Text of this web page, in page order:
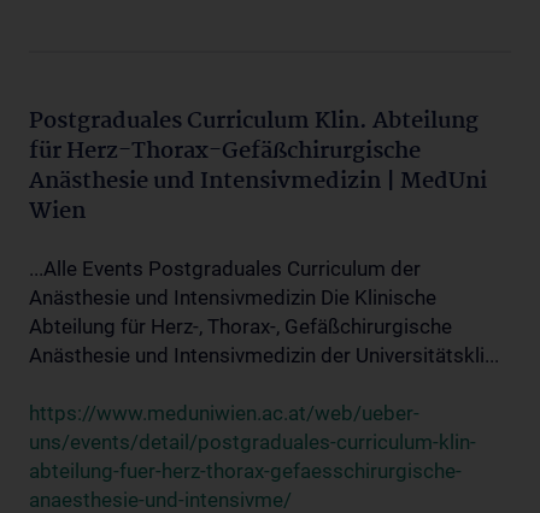
Postgraduales Curriculum Klin. Abteilung
für Herz-Thorax-Gefäßchirurgische
Anästhesie und Intensivmedizin | MedUni
Wien
...Alle Events Postgraduales Curriculum der
Anästhesie und Intensivmedizin Die Klinische
Abteilung für Herz-, Thorax-, Gefäßchirurgische
Anästhesie und Intensivmedizin der Universitätskli...
https://www.meduniwien.ac.at/web/ueber-
uns/events/detail/postgraduales-curriculum-klin-
abteilung-fuer-herz-thorax-gefaesschirurgische-
anaesthesie-und-intensivme/